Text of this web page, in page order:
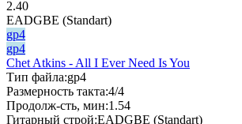
2.40
EADGBE (Standart)
gp4
gp4
Chet Atkins - All I Ever Need Is You
Тип файла:gp4
Размерность такта:4/4
Продолж-сть, мин:1.54
Гитарный строй:EADGBE (Standart)